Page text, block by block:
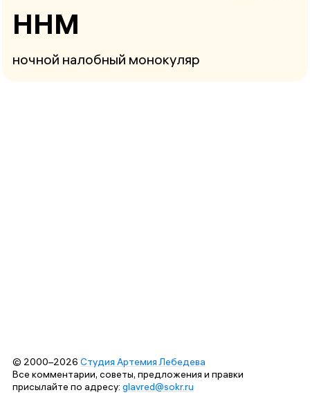
ННМ
ночной налобный монокуляр
© 2000–2026 Студия Артемия Лебедева
Все комментарии, советы, предложения и правки
присылайте по адресу: glavred@sokr.ru